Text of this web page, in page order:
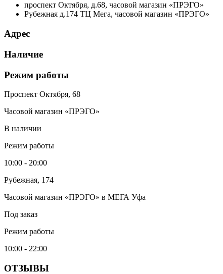
проспект Октября, д.68, часовой магазин «ПРЭГО»
Рубежная д.174 ТЦ Мега, часовой магазин «ПРЭГО»
Адрес
Наличие
Режим работы
Проспект Октября, 68
Часовой магазин «ПРЭГО»
В наличии
Режим работы
10:00 - 20:00
Рубежная, 174
Часовой магазин «ПРЭГО» в МЕГА Уфа
Под заказ
Режим работы
10:00 - 22:00
ОТЗЫВЫ